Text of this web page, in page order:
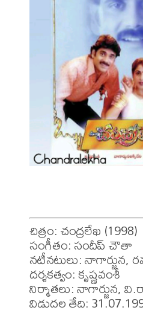
చిత్రం: చంద్రలేఖ (1998)
సంగీతం: సందీప్ చౌతా
నటీనటులు: నాగార్జున,
దర్శకత్వం: కృష్ణవంశీ
నిర్మాతలు: నాగార్జున,
విడుదల తేది: